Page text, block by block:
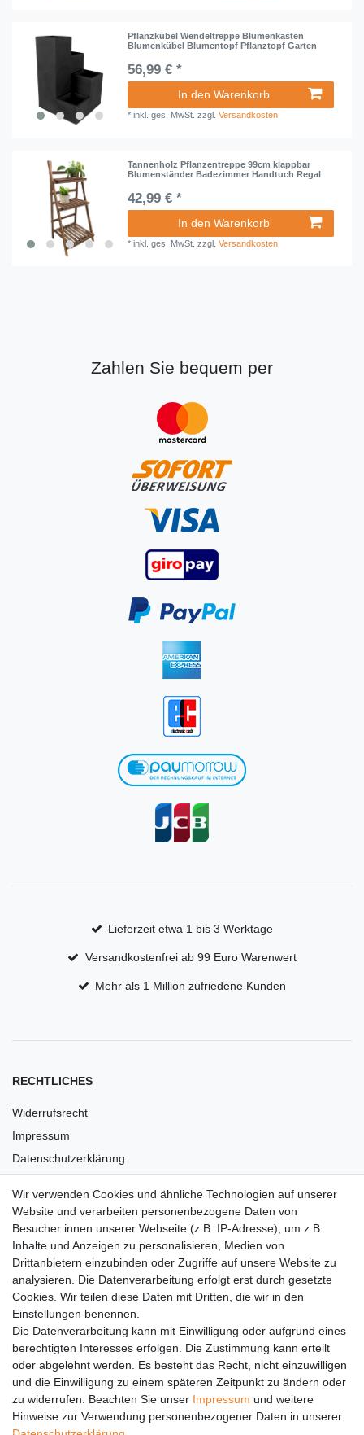
Pflanzkübel Wendeltreppe Blumenkasten
Blumenkübel Blumentopf Pflanztopf Garten
56,99 € *
In den Warenkorb
*inkl. ges. MwSt. zzgl.Versandkosten
Tannenholz Pflanzentreppe 99cm klappbar
Blumenständer Badezimmer Handtuch Regal
42,99 € *
In den Warenkorb
*inkl. ges. MwSt. zzgl.Versandkosten
Zahlen Sie bequem per
Lieferzeit etwa 1 bis 3 Werktage
Versandkostenfrei ab 99 Euro Warenwert
Mehr als 1 Million zufriedene Kunden
RECHTLICHES
Widerrufsrecht
Impressum
Datenschutzerklärung
Barrierefreiheit
Anleitungen
Vertrag widerrufen
PARTNER
DHL
GLS
PaketPLUS
Wir verwenden Cookies und ähnliche Technologien auf unserer
Website und verarbeiten personenbezogene Daten von
Besucher:innen unserer Webseite (z.B. IP-Adresse), um z.B.
Inhalte und Anzeigen zu personalisieren, Medien von
Drittanbietern einzubinden oder Zugriffe auf unsere Website zu
analysieren. Die Datenverarbeitung erfolgt erst durch gesetzte
Cookies. Wir teilen diese Daten mit Dritten, die wir in den
Einstellungen benennen.
Die Datenverarbeitung kann mit Einwilligung oder aufgrund eines
berechtigten Interesses erfolgen. Die Zustimmung kann erteilt
oder abgelehnt werden. Es besteht das Recht, nicht einzuwilligen
und die Einwilligung zu einem späteren Zeitpunkt zu ändern oder
zu widerrufen. Beachten Sie unser Impressum und weitere
Hinweise zur Verwendung personenbezogener Daten in unserer